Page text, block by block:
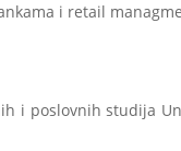
i retail
i poslovnih studija